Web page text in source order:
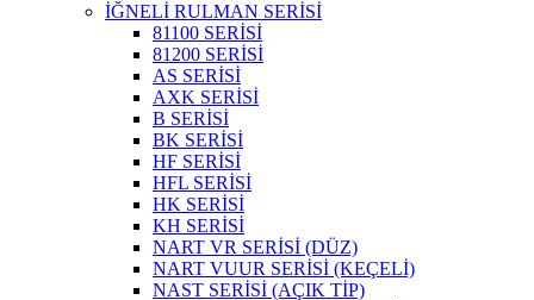
İĞNELİ RULMAN SERİSİ
81100 SERİSİ
81200 SERİSİ
AS SERİSİ
AXK SERİSİ
B SERİSİ
BK SERİSİ
HF SERİSİ
HFL SERİSİ
HK SERİSİ
KH SERİSİ
NART VR SERİSİ (DÜZ)
NART VUUR SERİSİ (KEÇELİ)
NAST SERİSİ (AÇIK TİP)